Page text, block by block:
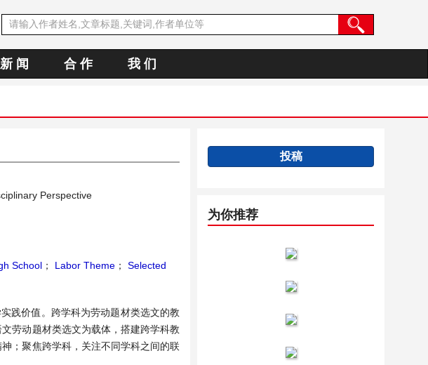
新 闻 合 作 我 们
Perspective
School ； Labor Theme ；
Selected
践价值。跨学科为劳动题材类选文的教
劳动题材类选文为载体，搭建跨学科教
；聚焦跨学科，关注不同学科之间的联
投稿
为你推荐